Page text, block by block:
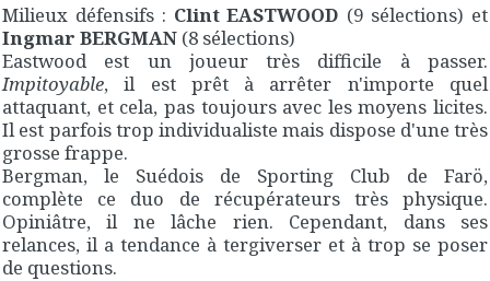
Milieux défensifs : Clint EASTWOOD (9 sélections) et
Ingmar BERGMAN (8 sélections)
Eastwood est un joueur très difficile à passer.
Impitoyable, il est prêt à arrêter n'importe quel
attaquant, et cela, pas toujours avec les moyens licites.
Il est parfois trop individualiste mais dispose d'une très
grosse frappe.
Bergman, le Suédois de Sporting Club de Farö,
complète ce duo de récupérateurs très physique.
Opiniâtre, il ne lâche rien. Cependant, dans ses
relances, il a tendance à tergiverser et à trop se poser
de questions.